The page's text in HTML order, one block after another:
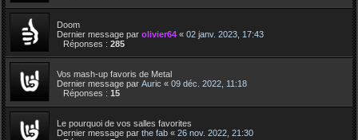
Doom
Dernier message par olivier64 « 02 janv. 2023, 17:43
Réponses : 285
Vos mash-up favoris de Metal
Dernier message par Auric « 09 déc. 2022, 11:18
Réponses : 15
Le pourquoi de vos salles favorites
Dernier message par the fab « 26 nov. 2022, 21:30